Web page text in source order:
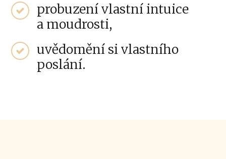
probuzení vlastní intuice
a moudrosti,
uvědomění si vlastního
poslání.